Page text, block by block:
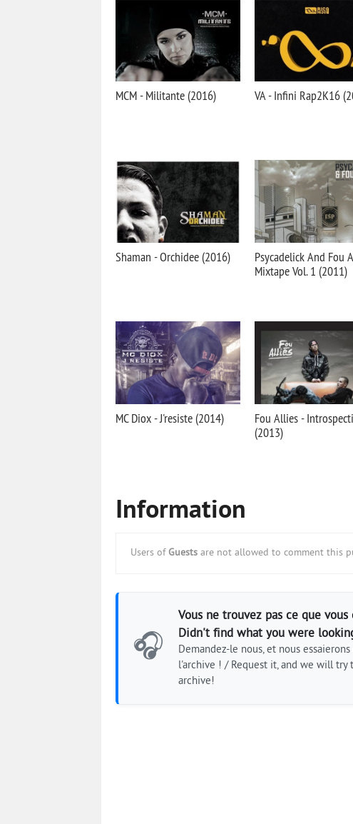
MCM - Militante (2016) VA - Infini Rap2K16
Shaman - Orchidee (2016)
Psycadelick And Fou
Mixtape Vol. 1 (2011)
MC Diox - J'resiste (2014)
Fou Allies -
(2013)
Information
Users of Guests are not allowed to comment this
🎧
Vous ne trouvez pas ce que vous
Didn't find what you were
Demandez-le nous, et nous
l'archive ! / Request it, and we will try
archive!